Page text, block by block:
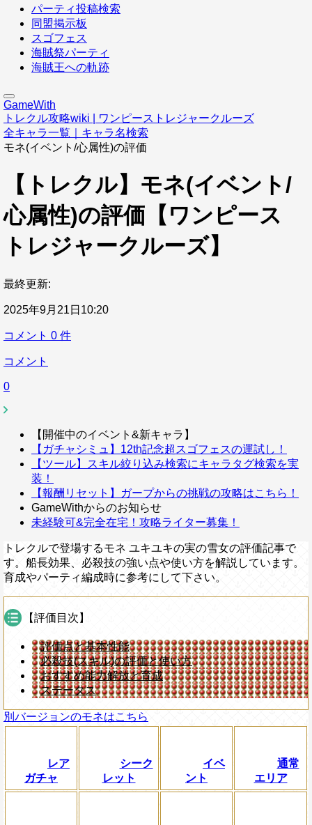
パーティ投稿検索
同盟掲示板
スゴフェス
海賊祭パーティ
海賊王への軌跡
GameWith
トレクル攻略wiki | ワンピーストレジャークルーズ
全キャラ一覧｜キャラ名検索
モネ(イベント/心属性)の評価
【トレクル】モネ(イベント/
心属性)の評価【ワンピース
トレジャークルーズ】
最終更新:
2025年9月21日10:20
コメント 0 件
コメント
0
【開催中のイベント&新キャラ】
【ガチャシミュ】12th記念超スゴフェスの運試し！
【ツール】スキル絞り込み検索にキャラタグ検索を実
装！
【報酬リセット】ガープからの挑戦の攻略はこちら！
GameWithからのお知らせ
未経験可&完全在宅！攻略ライター募集！
トレクルで登場するモネ ユキユキの実の雪女の評価記事で
す。船長効果、必殺技の強い点や使い方を解説しています。
育成やパーティ編成時に参考にして下さい。
【評価目次】
評価点と基本性能
必殺技(スキル)の評価と使い方
おすすめ能力解放と育成
ステータス
別バージョンのモネはこちら
レア
ガチャ
シーク
レット
イベ
ント
通常
エリア